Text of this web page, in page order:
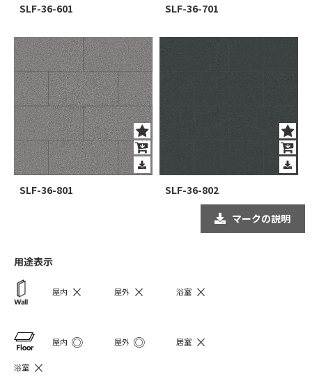
SLF-36-601 SLF-36-701
SLF-36-801 SLF-36-802
マークの説明
用途表示
屋内 × 屋外 × 浴室 ×
屋内 ◎ 屋外 ◎ 居室 ×
浴室 ×